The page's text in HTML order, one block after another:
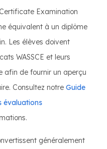
Examination
équivalent à un diplôme
Les élèves doivent
WASSCE et leurs
afin de fournir un aperçu
Consultez notre Guide
évaluations
généralement